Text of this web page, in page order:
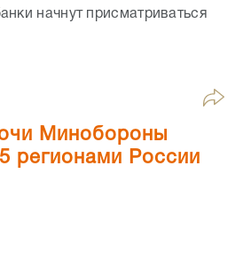
начнут присматриваться
Минобороны
регионами России